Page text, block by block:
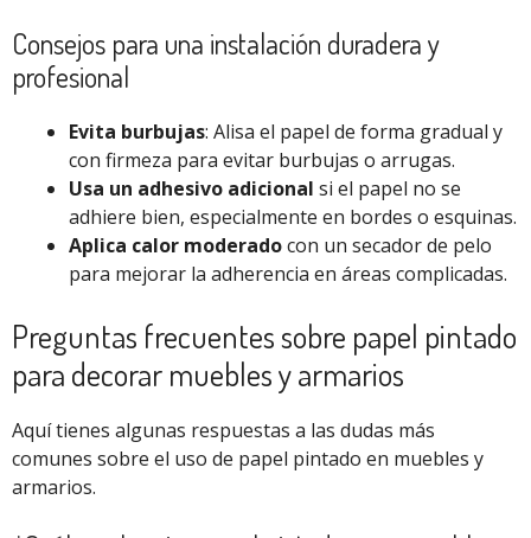
Consejos para una instalación duradera y
profesional
Evita burbujas: Alisa el papel de forma gradual y
con firmeza para evitar burbujas o arrugas.
Usa un adhesivo adicional si el papel no se
adhiere bien, especialmente en bordes o esquinas.
Aplica calor moderadocon un secador de pelo
para mejorar la adherencia en áreas complicadas.
Preguntas frecuentes sobre papel pintado
para decorar muebles y armarios
Aquí tienes algunas respuestas a las dudas más
comunes sobre el uso de papel pintado en muebles y
armarios.